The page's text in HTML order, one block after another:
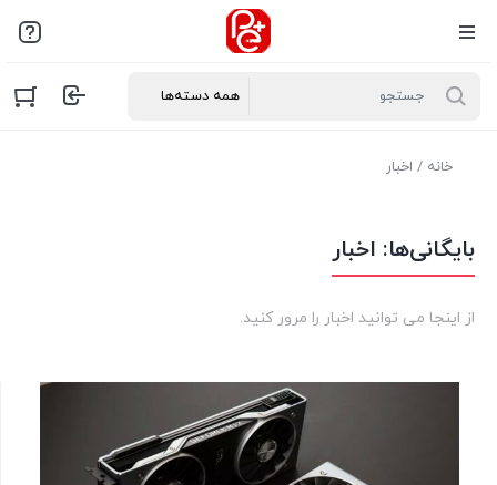
خانه / اخبار
بایگانی‌ها: اخبار
از اینجا می توانید اخبار را مرور کنید.